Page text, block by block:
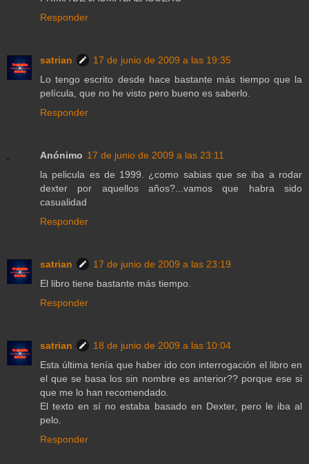
Responder
satrian
17 de junio de 2009 a las 19:35
Lo tengo escrito desde hace bastante más tiempo que la
película, que no he visto pero bueno es saberlo.
Responder
Anónimo 17 de junio de 2009 a las 23:11
la pelicula es de 1999. ¿como sabias que se iba a rodar
dexter por aquellos años?...vamos que habra sido
casualidad
Responder
satrian
17 de junio de 2009 a las 23:19
El libro tiene bastante más tiempo.
Responder
satrian
18 de junio de 2009 a las 10:04
Esta última tenía que haber ido con interrogación el libro en
el que se basa los sin nombre es anterior?? porque ese si
que me lo han recomendado.
El texto en sí no estaba basado en Dexter, pero le iba al
pelo.
Responder